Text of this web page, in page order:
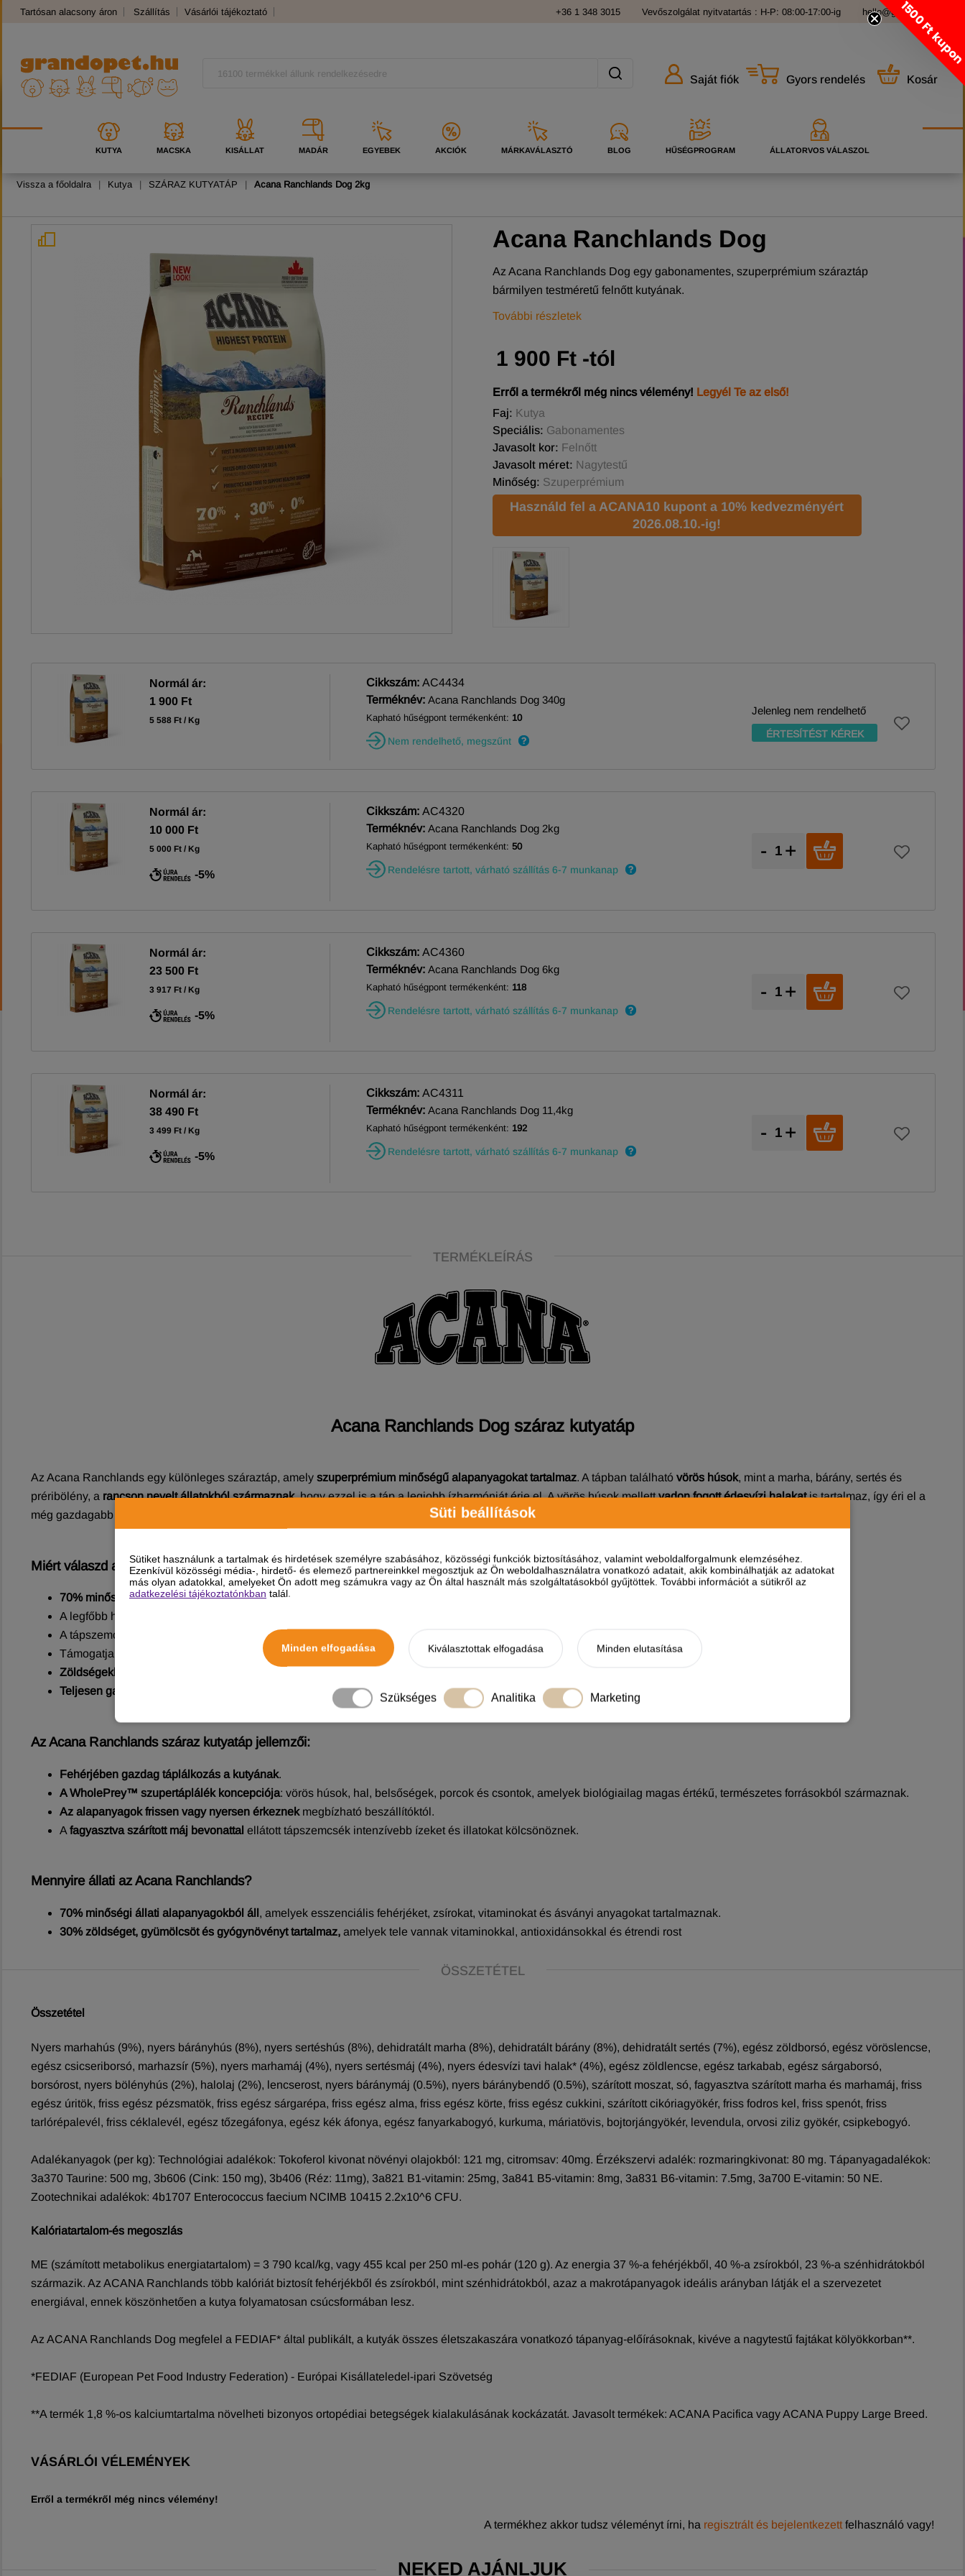
Süti beállítások
Sütiket használunk a tartalmak és hirdetések személyre szabásához, közösségi funkciók biztosításához, valamint weboldalforgalmunk elemzéséhez.
Ezenkívül közösségi média-, hirdető- és elemező partnereinkkel megosztjuk az Ön weboldalhasználatra vonatkozó adatait, akik kombinálhatják az adatokat
más olyan adatokkal, amelyeket Ön adott meg számukra vagy az Ön által használt más szolgáltatásokból gyűjtöttek. További információt a sütikről az
adatkezelési tájékoztatónkban talál.
Minden elfogadása Kiválasztottak elfogadása Minden elutasítása
Szükséges Analitika Marketing
Tartósan alacsony áron Szállítás Vásárlói tájékoztató +36 1 348 3015 Vevőszolgálat nyitvatartás : H-P: 08:00-17:00-ig hello@grandopet.hu
Saját fiók Gyors rendelés Kosár
KUTYA MACSKA KISÁLLAT MADÁR EGYEBEK AKCIÓK MÁRKAVÁLASZTÓ BLOG HŰSÉGPROGRAM ÁLLATORVOS VÁLASZOL
Vissza a főoldalra | Kutya | SZÁRAZ KUTYATÁP | Acana Ranchlands Dog 2kg
Acana Ranchlands Dog
Az Acana Ranchlands Dog egy gabonamentes, szuperprémium száraztáp
bármilyen testméretű felnőtt kutyának.
További részletek
1 900 Ft -tól
Erről a termékről még nincs vélemény! Legyél Te az első!
Faj: Kutya
Speciális: Gabonamentes
Javasolt kor: Felnőtt
Javasolt méret: Nagytestű
Minőség: Szuperprémium
Használd fel a ACANA10 kupont a 10% kedvezményért
2026.08.10.-ig!
Normál ár:
1 900 Ft
5 588 Ft / Kg
Cikkszám: AC4434
Terméknév: Acana Ranchlands Dog 340g
Kapható hűségpont termékenként: 10
Nem rendelhető, megszűnt
Jelenleg nem rendelhető
ÉRTESÍTÉST KÉREK
Normál ár:
10 000 Ft
5 000 Ft / Kg
-5%
Cikkszám: AC4320
Terméknév: Acana Ranchlands Dog 2kg
Kapható hűségpont termékenként: 50
Rendelésre tartott, várható szállítás 6-7 munkanap
+
-
Normál ár:
23 500 Ft
3 917 Ft / Kg
-5%
Cikkszám: AC4360
Terméknév: Acana Ranchlands Dog 6kg
Kapható hűségpont termékenként: 118
Rendelésre tartott, várható szállítás 6-7 munkanap
+
-
Normál ár:
38 490 Ft
3 499 Ft / Kg
-5%
Cikkszám: AC4311
Terméknév: Acana Ranchlands Dog 11,4kg
Kapható hűségpont termékenként: 192
Rendelésre tartott, várható szállítás 6-7 munkanap
+
-
TERMÉKLEÍRÁS
Acana Ranchlands Dog száraz kutyatáp
Az Acana Ranchlands egy különleges száraztáp, amely szuperprémium minőségű alapanyagokat tartalmaz. A tápban található vörös húsok, mint a marha, bárány, sertés és
préribölény, a rancson nevelt állatokból származnak, hogy ezzel is a táp a legjobb ízharmóniát érje el. A vörös húsok mellettvadon fogott édesvízi halakatis tartalmaz, így éri el a
még gazdagabb ízvilágot, továbbá marha- és sertésmáj, illetve báránybendő is megtalálható a receptben.
Miért válaszd az Acana Ranchlands száraztápot?
70% minőségi állati alapanyagokbóláll.
A legfőbb három összetevő
A tápszemcséket
fagyasztva szárított marhahússal és marhamájjal
Támogatja az egészséges bélflórát
prebiotikumokkal és rostokkal .
Zöldségekben, gyümölcsökben és gyógynövényekben
Teljesen gabonamentes összetétel.
Az Acana Ranchlands száraz kutyatáp jellemzői:
Fehérjében gazdag táplálkozás a kutyának.
A WholePrey™ szupertáplálék koncepciója: vörös húsok, hal, belsőségek, porcok és csontok, amelyek biológiailag magas értékű, természetes forrásokból származnak.
Az alapanyagok frissen vagy nyersen érkeznekmegbízható beszállítóktól.
A fagyasztva szárított máj bevonattal ellátott tápszemcsék intenzívebb ízeket és illatokat kölcsönöznek.
Mennyire állati az Acana Ranchlands?
70% minőségi állati alapanyagokból áll , amelyek esszenciális fehérjéket, zsírokat, vitaminokat és ásványi anyagokat tartalmaznak.
30% zöldséget, gyümölcsöt és gyógynövényt tartalmaz, amelyek tele vannak vitaminokkal, antioxidánsokkal és étrendi rost
ÖSSZETÉTEL
Összetétel
Nyers marhahús (9%), nyers bárányhús (8%), nyers sertéshús (8%), dehidratált marha (8%), dehidratált bárány (8%), dehidratált sertés (7%), egész zöldborsó, egész vöröslencse,
egész csicseriborsó, marhazsír (5%), nyers marhamáj (4%), nyers sertésmáj (4%), nyers édesvízi tavi halak* (4%), egész zöldlencse, egész tarkabab, egész sárgaborsó,
borsórost, nyers bölényhús (2%), halolaj (2%), lencserost, nyers báránymáj (0.5%), nyers báránybendő (0.5%), szárított moszat, só, fagyasztva szárított marha és marhamáj, friss
egész úritök, friss egész pézsmatök, friss egész sárgarépa, friss egész alma, friss egész körte, friss egész cukkini, szárított cikóriagyökér, friss fodros kel, friss spenót, friss
tarlórépalevél, friss céklalevél, egész tőzegáfonya, egész kék áfonya, egész fanyarkabogyó, kurkuma, máriatövis, bojtorjángyökér, levendula, orvosi ziliz gyökér, csipkebogyó.
Adalékanyagok (per kg): Technológiai adalékok: Tokoferol kivonat növényi olajokból: 121 mg, citromsav: 40mg. Érzékszervi adalék: rozmaringkivonat: 80 mg. Tápanyagadalékok:
3a370 Taurine: 500 mg, 3b606 (Cink: 150 mg), 3b406 (Réz: 11mg), 3a821 B1-vitamin: 25mg, 3a841 B5-vitamin: 8mg, 3a831 B6-vitamin: 7.5mg, 3a700 E-vitamin: 50 NE.
Zootechnikai adalékok: 4b1707 Enterococcus faecium NCIMB 10415 2.2x10^6 CFU.
Kalóriatartalom-és megoszlás
ME (számított metabolikus energiatartalom) = 3 790 kcal/kg, vagy 455 kcal per 250 ml-es pohár (120 g). Az energia 37 %-a fehérjékből, 40 %-a zsírokból, 23 %-a szénhidrátokból
származik. Az ACANA Ranchlands több kalóriát biztosít fehérjékből és zsírokból, mint szénhidrátokból, azaz a makrotápanyagok ideális arányban látják el a szervezetet
energiával, ennek köszönhetően a kutya folyamatosan csúcsformában lesz.
Az ACANA Ranchlands Dog megfelel a FEDIAF* által publikált, a kutyák összes életszakaszára vonatkozó tápanyag-előírásoknak, kivéve a nagytestű fajtákat kölyökkorban**.
*FEDIAF (European Pet Food Industry Federation) - Európai Kisállateledel-ipari Szövetség
**A termék 1,8 %-os kalciumtartalma növelheti bizonyos ortopédiai betegségek kialakulásának kockázatát. Javasolt termékek: ACANA Pacifica vagy ACANA Puppy Large Breed.
VÁSÁRLÓI VÉLEMÉNYEK
Erről a termékről még nincs vélemény!
A termékhez akkor tudsz véleményt írni, ha regisztrált és bejelentkezett felhasználó vagy!
NEKED AJÁNLJUK
1500 Ft